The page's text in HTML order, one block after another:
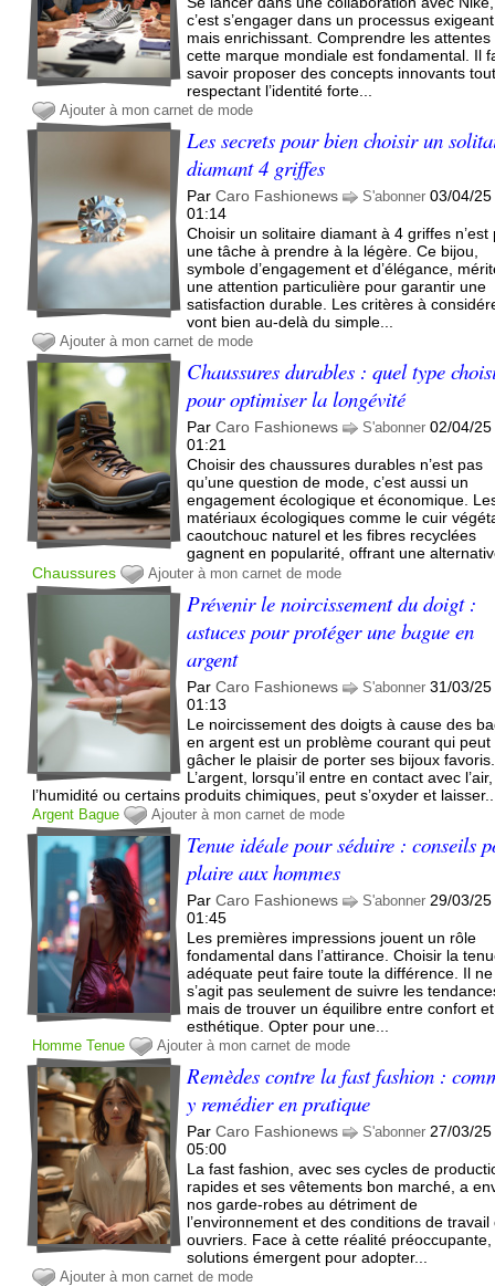
c’est s’engager dans un processus exigeant
mais enrichissant. Comprendre les attentes
cette marque mondiale est fondamental. Il
savoir proposer des concepts innovants
respectant l’identité forte...
Ajouter à mon carnet de mode
Les secrets pour bien choisir un
diamant 4 griffes
ParCaro Fashionews S'abonner 03/04/25
01:14
Choisir un solitaire diamant à 4 griffes n’est
une tâche à prendre à la légère. Ce bijou,
symbole d’engagement et d’élégance,
une attention particulière pour garantir une
satisfaction durable. Les critères à
vont bien au-delà du simple...
Ajouter à mon carnet de mode
Chaussures durables : quel type
pour optimiser la longévité
ParCaro Fashionews S'abonner 02/04/25
01:21
Choisir des chaussures durables n’est pas
qu’une question de mode, c’est aussi un
engagement écologique et économique.
matériaux écologiques comme le cuir
caoutchouc naturel et les fibres recyclées
gagnent en popularité, offrant une
Chaussures
Ajouter à mon carnet de mode
Prévenir le noircissement du doigt :
astuces pour protéger une bague en
argent
ParCaro Fashionews S'abonner 31/03/25
01:13
Le noircissement des doigts à cause des
en argent est un problème courant qui peut
gâcher le plaisir de porter ses bijoux favoris.
L’argent, lorsqu’il entre en contact avec l’air,
l’humidité ou certains produits chimiques, peut s’oxyder et
Argent Bague Ajouter à mon carnet de mode
Tenue idéale pour séduire : conseils
plaire aux hommes
ParCaro Fashionews S'abonner 29/03/25
01:45
Les premières impressions jouent un rôle
fondamental dans l’attirance. Choisir la
adéquate peut faire toute la différence. Il ne
s’agit pas seulement de suivre les
mais de trouver un équilibre entre confort et
esthétique. Opter pour une...
Homme Tenue Ajouter à mon carnet de mode
Remèdes contre la fast fashion :
y remédier en pratique
ParCaro Fashionews S'abonner 27/03/25
05:00
La fast fashion, avec ses cycles de
rapides et ses vêtements bon marché, a
nos garde-robes au détriment de
l’environnement et des conditions de travail
ouvriers. Face à cette réalité
solutions émergent pour adopter...
Ajouter à mon carnet de mode